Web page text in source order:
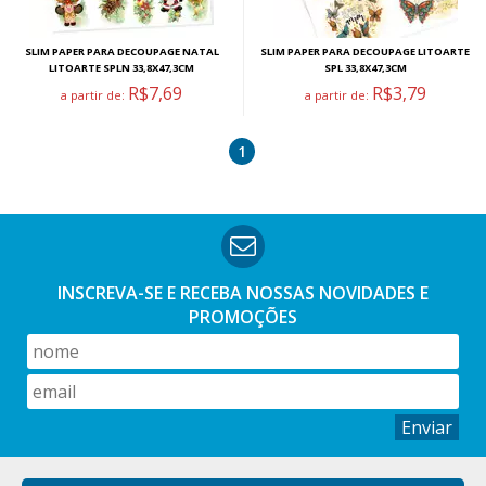
SLIM PAPER PARA DECOUPAGE NATAL
LITOARTE SPLN 33,8X47,3CM
a partir de: R$7,69
SLIM PAPER PARA DECOUPAGE LITOARTE
SPL 33,8X47,3CM
a partir de: R$3,79
1
INSCREVA-SE E RECEBA NOSSAS NOVIDADES E
PROMOÇÕES
Enviar